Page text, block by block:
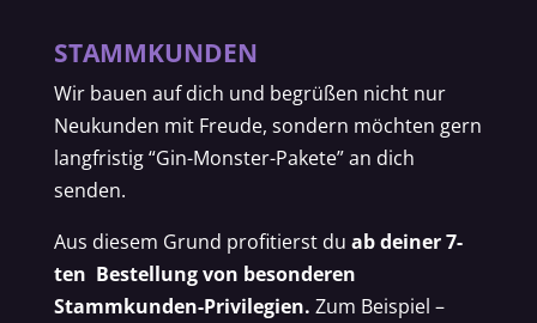
STAMMKUNDEN
Wir bauen auf dich und begrüßen nicht nur
Neukunden mit Freude, sondern möchten gern
langfristig “Gin-Monster-Pakete” an dich
senden.
Aus diesem Grund profitierst du ab deiner 7-
ten Bestellung von besonderen
Stammkunden-Privilegien. Zum Beispiel –